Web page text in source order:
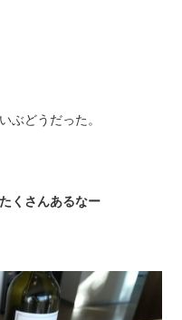
ぶどうだった。
くさんあるなー